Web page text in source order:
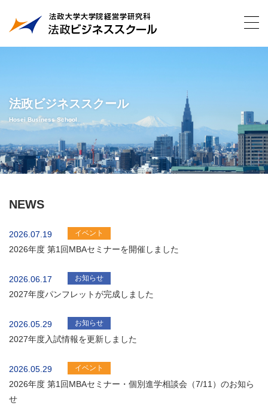
法政ビジネススクール
Hosei Business School
NEWS
2026.07.19 イベント
2026年度 第1回MBAセミナーを開催しました
2026.06.17 お知らせ
2027年度パンフレットが完成しました
2026.05.29 お知らせ
2027年度入試情報を更新しました
2026.05.29 イベント
2026年度 第1回MBAセミナー・個別進学相談会（7/11）のお知ら
せ